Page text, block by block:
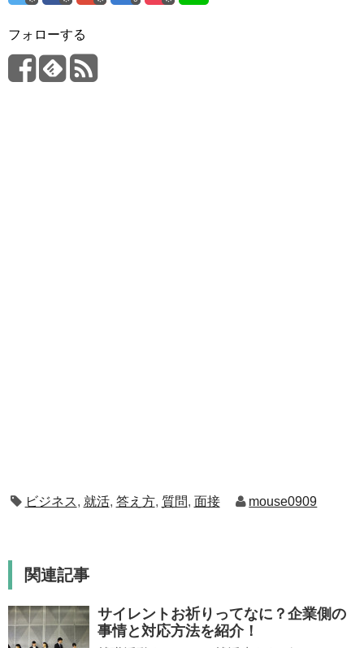
フォローする
ビジネス, 就活, 答え方, 質問, 面接 mouse0909
関連記事
サイレントお祈りってなに？企業側の
事情と対応方法を紹介！